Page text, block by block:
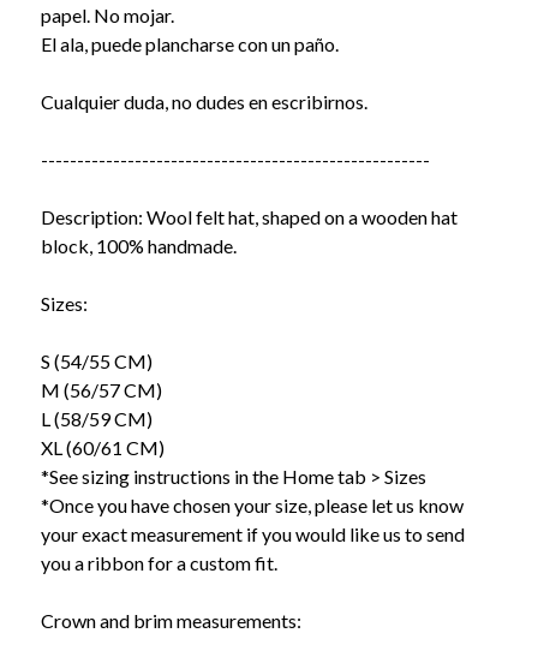
papel. No mojar.
El ala, puede plancharse con un paño.
Cualquier duda, no dudes en escribirnos.
------------------------------------------------------
Description: Wool felt hat, shaped on a wooden hat
block, 100% handmade.
Sizes:
S (54/55 CM)
M (56/57 CM)
L (58/59 CM)
XL (60/61 CM)
*See sizing instructions in the Home tab > Sizes
*Once you have chosen your size, please let us know
your exact measurement if you would like us to send
you a ribbon for a custom fit.
Crown and brim measurements: